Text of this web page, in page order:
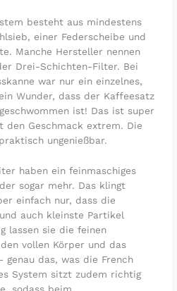
besteht aus mindestens
einer Federscheibe und
Manche Hersteller nennen
Drei-Schichten-Filter. Bei
war nur ein einzelnes,
Wunder, dass der Kaffeesatz
ist! Das ist super
den Geschmack extrem. Die
ungenießbar.
haben ein feinmaschiges
sogar mehr. Das klingt
einfach nur, dass die
auch kleinste Partikel
lassen sie die feinen
vollen Körper und das
genau das, was die French
System sitzt zudem richtig